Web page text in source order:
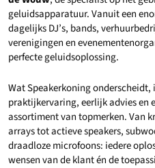
geluidsapparatuur. Vanuit een
dagelijks DJ’s, bands,
verenigingen en
perfecte geluidsoplossing.
Wat Speakerkoning onderscheidt,
praktijkervaring, eerlijk advies en
assortiment van topmerken. Van
arrays tot actieve speakers,
draadloze microfoons: iedere
wensen van de klant én de